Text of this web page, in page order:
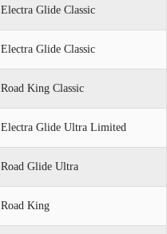
Electra Glide Classic
Electra Glide Classic
Road King Classic
Electra Glide Ultra Limited
Road Glide Ultra
Road King